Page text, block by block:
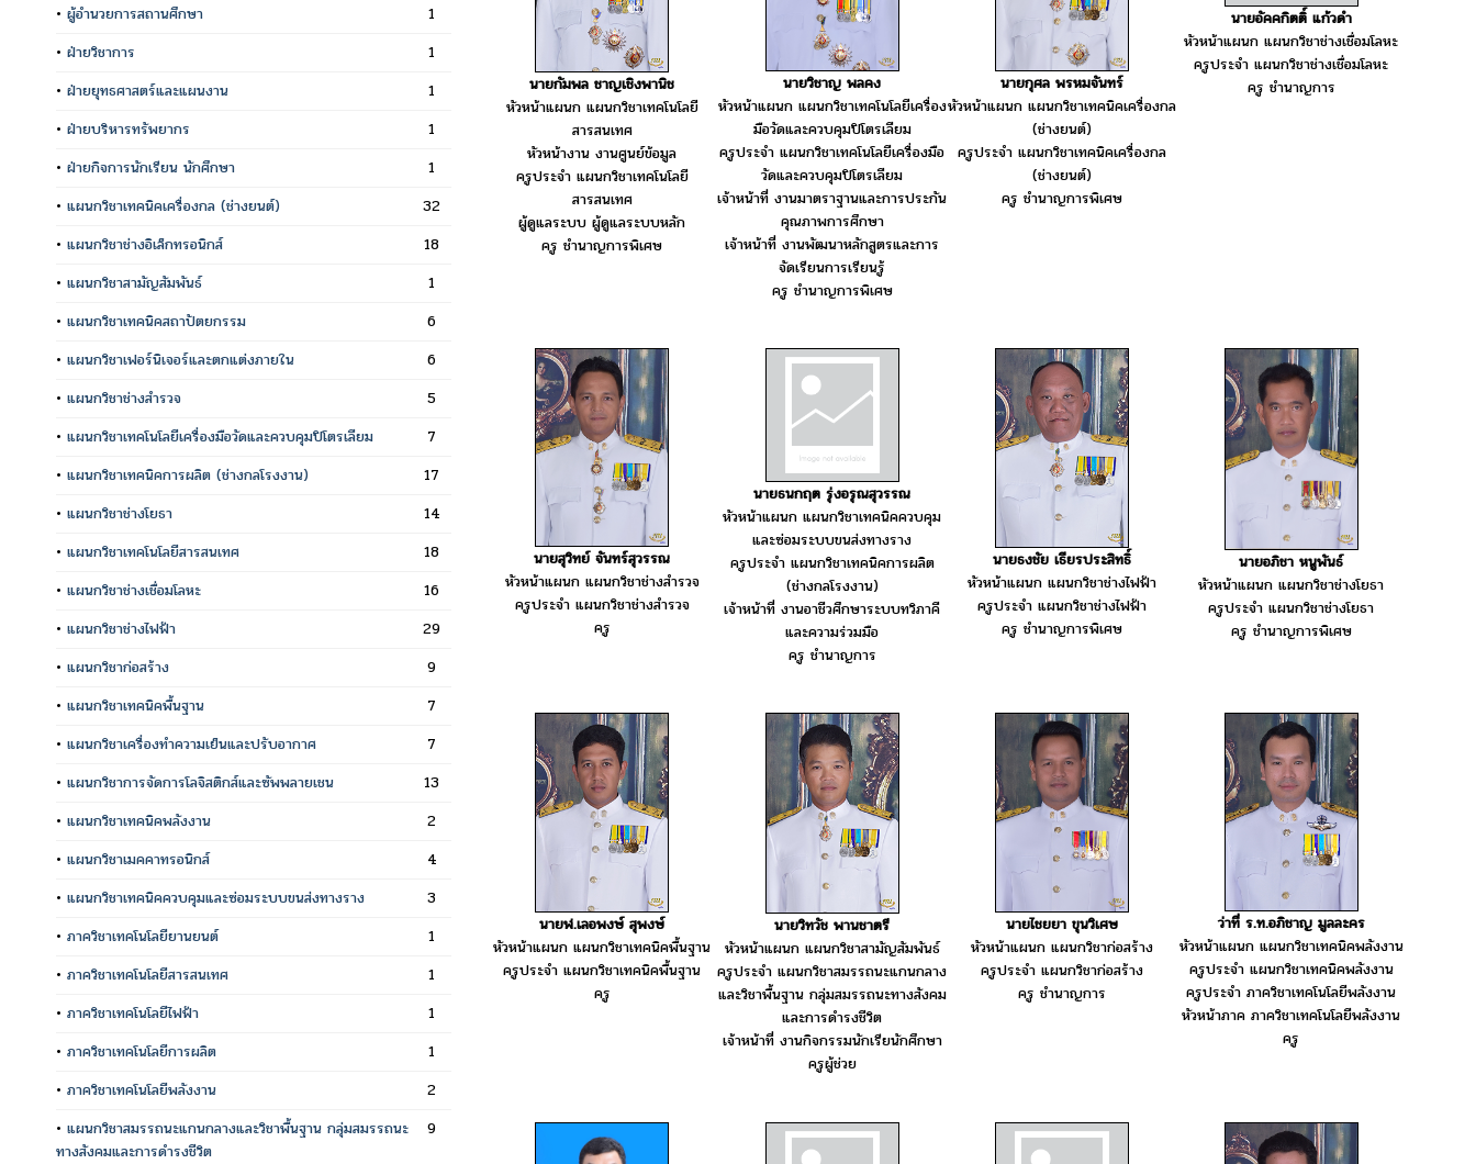
• ผู้อำนวยการสถานศึกษา
1
• ฝ่ายวิชาการ
1
• ฝ่ายยุทธศาสตร์และแผนงาน
1
• ฝ่ายบริหารทรัพยากร
1
• ฝ่ายกิจการนักเรียน นักศึกษา
1
• แผนกวิชาเทคนิคเครื่องกล (ช่างยนต์)
32
• แผนกวิชาช่างอิเล็กทรอนิกส์
18
• แผนกวิชาสามัญสัมพันธ์
1
• แผนกวิชาเทคนิคสถาปัตยกรรม
6
• แผนกวิชาเฟอร์นิเจอร์และตกแต่งภายใน
6
• แผนกวิชาช่างสำรวจ
5
• แผนกวิชาเทคโนโลยีเครื่องมือวัดและควบคุมปิโตรเลียม
7
• แผนกวิชาเทคนิคการผลิต (ช่างกลโรงงาน)
17
• แผนกวิชาช่างโยธา
14
• แผนกวิชาเทคโนโลยีสารสนเทศ
18
• แผนกวิชาช่างเชื่อมโลหะ
16
• แผนกวิชาช่างไฟฟ้า
29
• แผนกวิชาก่อสร้าง
9
• แผนกวิชาเทคนิคพื้นฐาน
7
• แผนกวิชาเครื่องทำความเย็นและปรับอากาศ
7
• แผนกวิชาการจัดการโลจิสติกส์และซัพพลายเชน
13
• แผนกวิชาเทคนิคพลังงาน
2
• แผนกวิชาเมคคาทรอนิกส์
4
• แผนกวิชาเทคนิคควบคุมและซ่อมระบบขนส่งทางราง
3
• ภาควิชาเทคโนโลยียานยนต์
1
• ภาควิชาเทคโนโลยีสารสนเทศ
1
• ภาควิชาเทคโนโลยีไฟฟ้า
1
• ภาควิชาเทคโนโลยีการผลิต
1
• ภาควิชาเทคโนโลยีพลังงาน
2
• แผนกวิชาสมรรถนะแกนกลางและวิชาพื้นฐาน กลุ่มสมรรถนะ
ทางสังคมและการดำรงชีวิต
9
นายกัมพล ชาญเชิงพานิช
หัวหน้าแผนก แผนกวิชาเทคโนโลยี
สารสนเทศ
หัวหน้างาน งานศูนย์ข้อมูล
ครูประจำ แผนกวิชาเทคโนโลยี
สารสนเทศ
ผู้ดูแลระบบ ผู้ดูแลระบบหลัก
ครู ชำนาญการพิเศษ
นายวิชาญ พลคง
หัวหน้าแผนก แผนกวิชาเทคโนโลยีเครื่อง
มือวัดและควบคุมปิโตรเลียม
ครูประจำ แผนกวิชาเทคโนโลยีเครื่องมือ
วัดและควบคุมปิโตรเลียม
เจ้าหน้าที่ งานมาตราฐานและการประกัน
คุณภาพการศึกษา
เจ้าหน้าที่ งานพัฒนาหลักสูตรและการ
จัดเรียนการเรียนรู้
ครู ชำนาญการพิเศษ
นายกุศล พรหมจันทร์
หัวหน้าแผนก แผนกวิชาเทคนิคเครื่องกล
(ช่างยนต์)
ครูประจำ แผนกวิชาเทคนิคเครื่องกล
(ช่างยนต์)
ครู ชำนาญการพิเศษ
นายอัคคกิตติ์ แก้วดำ
หัวหน้าแผนก แผนกวิชาช่างเชื่อมโลหะ
ครูประจำ แผนกวิชาช่างเชื่อมโลหะ
ครู ชำนาญการ
นายสุวิทย์ จันทร์สุวรรณ
หัวหน้าแผนก แผนกวิชาช่างสำรวจ
ครูประจำ แผนกวิชาช่างสำรวจ
ครู
นายธนกฤต รุ่งอรุณสุวรรณ
หัวหน้าแผนก แผนกวิชาเทคนิคควบคุม
และซ่อมระบบขนส่งทางราง
ครูประจำ แผนกวิชาเทคนิคการผลิต
(ช่างกลโรงงาน)
เจ้าหน้าที่ งานอาชีวศึกษาระบบทวิภาคี
และความร่วมมือ
ครู ชำนาญการ
นายธงชัย เธียรประสิทธิ์
หัวหน้าแผนก แผนกวิชาช่างไฟฟ้า
ครูประจำ แผนกวิชาช่างไฟฟ้า
ครู ชำนาญการพิเศษ
นายอภิชา หนูพันธ์
หัวหน้าแผนก แผนกวิชาช่างโยธา
ครูประจำ แผนกวิชาช่างโยธา
ครู ชำนาญการพิเศษ
นายฬ.เลอพงษ์ สุพงษ์
หัวหน้าแผนก แผนกวิชาเทคนิคพื้นฐาน
ครูประจำ แผนกวิชาเทคนิคพื้นฐาน
ครู
นายวิทวัช พานชาตรี
หัวหน้าแผนก แผนกวิชาสามัญสัมพันธ์
ครูประจำ แผนกวิชาสมรรถนะแกนกลาง
และวิชาพื้นฐาน กลุ่มสมรรถนะทางสังคม
และการดำรงชีวิต
เจ้าหน้าที่ งานกิจกรรมนักเรียนักศึกษา
ครูผู้ช่วย
นายไชยยา ขุนวิเศษ
หัวหน้าแผนก แผนกวิชาก่อสร้าง
ครูประจำ แผนกวิชาก่อสร้าง
ครู ชำนาญการ
ว่าที่ ร.ท.อภิชาญ มูลละคร
หัวหน้าแผนก แผนกวิชาเทคนิคพลังงาน
ครูประจำ แผนกวิชาเทคนิคพลังงาน
ครูประจำ ภาควิชาเทคโนโลยีพลังงาน
หัวหน้าภาค ภาควิชาเทคโนโลยีพลังงาน
ครู